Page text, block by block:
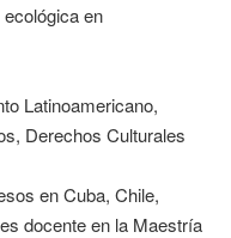
en
Latinoamericano,
Derechos Culturales
en Cuba, Chile,
docente en la Maestría